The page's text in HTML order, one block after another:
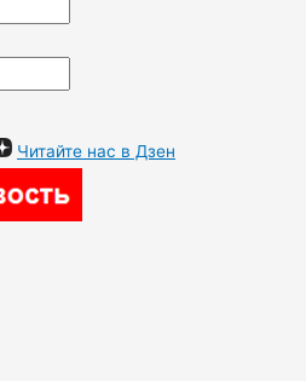
Читайте нас в Дзен